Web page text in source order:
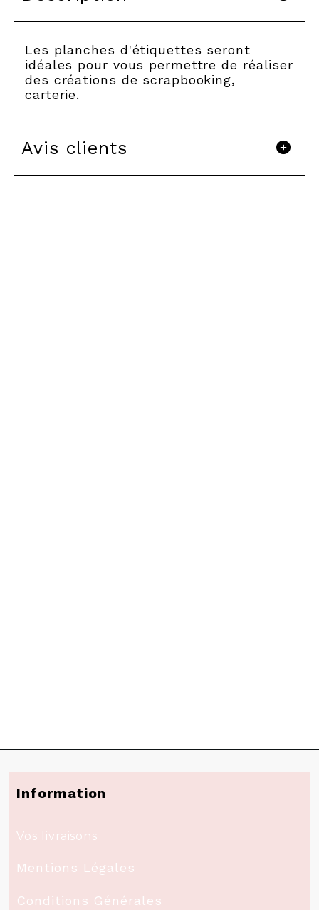
Les planches d'étiquettes seront
idéales pour vous permettre de réaliser
des créations de scrapbooking,
carterie.
Avis clients
Information
Vos livraisons
Mentions Légales
Conditions Générales